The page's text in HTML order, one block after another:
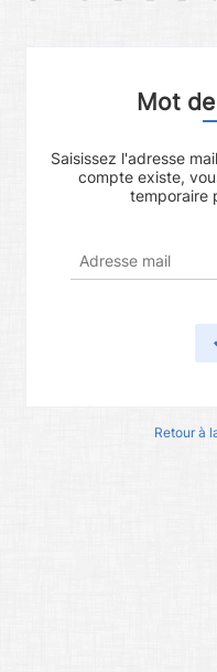
Mot
Saisissez l'adresse
compte existe,
temporaire
Retour à